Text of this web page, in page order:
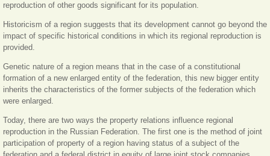
reproduction of other goods significant for its population.
Historicism of a region suggests that its development cannot go beyond the
impact of specific historical conditions in which its regional reproduction is
provided.
Genetic nature of a region means that in the case of a constitutional
formation of a new enlarged entity of the federation, this new bigger entity
inherits the characteristics of the former subjects of the federation which
were enlarged.
Today, there are two ways the property relations influence regional
reproduction in the Russian Federation. The first one is the method of joint
participation of property of a region having status of a subject of the